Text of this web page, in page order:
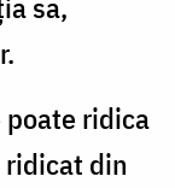
ridica
din